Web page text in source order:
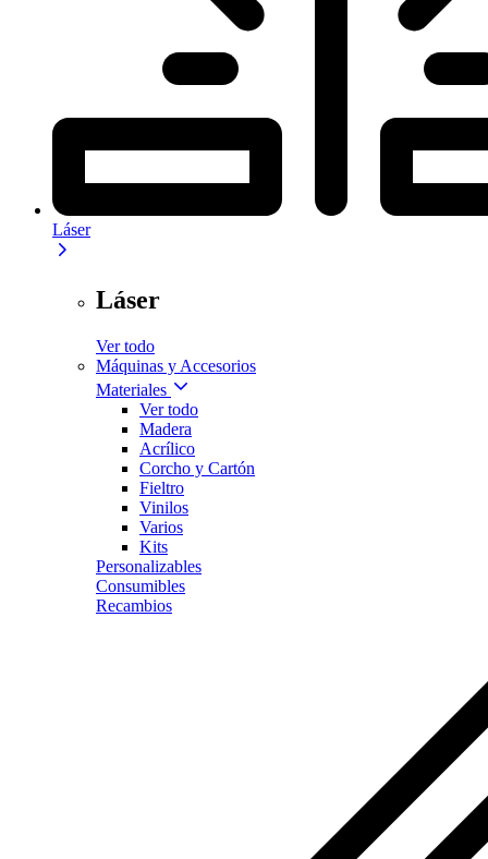
Láser
Láser
Ver todo
Máquinas y Accesorios
Materiales
Ver todo
Madera
Acrílico
Corcho y Cartón
Fieltro
Vinilos
Varios
Kits
Personalizables
Consumibles
Recambios